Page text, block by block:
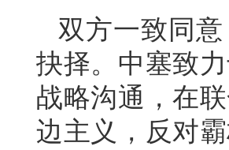
双方一致同
抉择。中塞致
战略沟通，在
边主义，反对